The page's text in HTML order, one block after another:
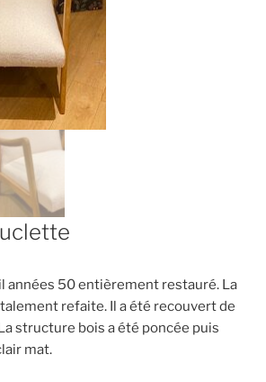
années 50 entièrement restauré. La
refaite. Il a été recouvert de
structure bois a été poncée puis
mat.